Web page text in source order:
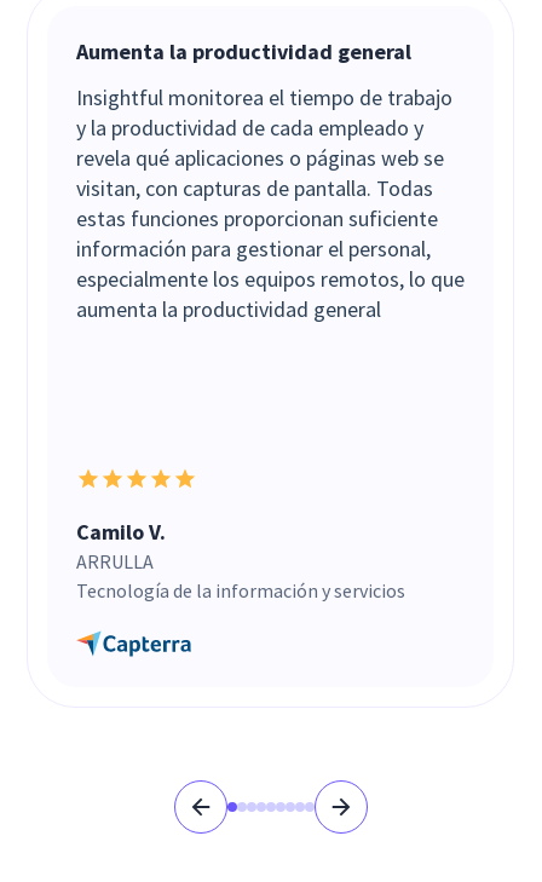
Aumenta la productividad general
Insightful monitorea el tiempo de trabajo
y la productividad de cada empleado y
revela qué aplicaciones o páginas web se
visitan, con capturas de pantalla. Todas
estas funciones proporcionan suficiente
información para gestionar el personal,
especialmente los equipos remotos, lo que
aumenta la productividad general
Camilo V.
ARRULLA
Tecnología de la información y servicios